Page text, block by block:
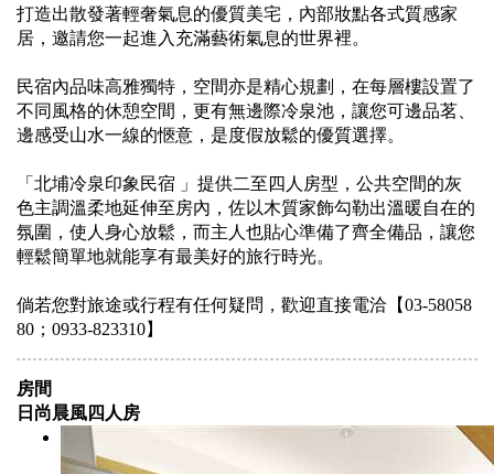
打造出散發著輕奢氣息的優質美宅，內部妝點各式質感家
居，邀請您一起進入充滿藝術氣息的世界裡。
民宿內品味高雅獨特，空間亦是精心規劃，在每層樓設置了
不同風格的休憩空間，更有無邊際冷泉池，讓您可邊品茗、
邊感受山水一線的愜意，是度假放鬆的優質選擇。
「北埔冷泉印象民宿 」提供二至四人房型，公共空間的灰
色主調溫柔地延伸至房內，佐以木質家飾勾勒出溫暖自在的
氛圍，使人身心放鬆，而主人也貼心準備了齊全備品，讓您
輕鬆簡單地就能享有最美好的旅行時光。
倘若您對旅途或行程有任何疑問，歡迎直接電洽【03-58058
80；0933-823310】
房間
日尚晨風四人房